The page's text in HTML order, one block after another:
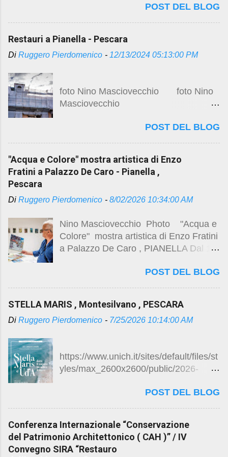
https://studio.ruggero...
particolari complessità nella
, sugli studi e progetti preliminari ,
immagini durante l’esecuzione dei
https://studio.ruggeropierdomenicodott
magistralearchitettura.design/2024/08/
https://studio.ruggeropierdomenicodott
magistralearchitettura.design/2024/12/r
estauri-pianella-pescara.html
POST DEL BLOG
Restauri a Pianella - Pescara
Di Ruggero Pierdomenico - 12/13/2024 05:13:00 PM
foto Nino Masciovecchio foto Nino
Masciovecchio
Veduta dall’alto del
Continuano i lavori di restauro del
palazzo de Caro Per gli studi e
post ...
POST DEL BLOG
"Acqua e Colore" mostra artistica di Enzo
Fratini a Palazzo De Caro - Pianella ,
Pescara
Di Ruggero Pierdomenico - 8/02/2026 10:34:00 AM
Nino Masciovecchio Photo "Acqua e
Colore" mostra artistica di Enzo Fratini
a Palazzo De Caro , PIANELLA Dal 1°
https://studio.ruggeropierdomenicodott
enzo.html
POST DEL BLOG
STELLA MARIS , Montesilvano , PESCARA
Di Ruggero Pierdomenico - 7/25/2026 10:14:00 AM
https://www.unich.it/sites/default/files/st
yles/max_2600x2600/public/2026-
ella%20Maris-1.jpg?itok=Up1gHI8Y
di-inaugurazione-di-stella-maris
VIDEO RAI Montesilvano
Riaprono i cancelli della Stella Maris La
POST DEL BLOG
Conferenza Internazionale “Conservazione
del Patrimonio Architettonico ( CAH )” / IV
Convegno SIRA “Restauro